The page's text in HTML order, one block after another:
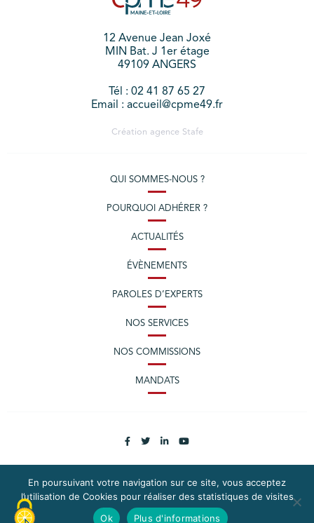
12 Avenue Jean Joxé
MIN Bat. J 1er étage
49109 ANGERS
Tél : 02 41 87 65 27
Email : accueil@cpme49.fr
Création agence Stafe
QUI SOMMES-NOUS ?
POURQUOI ADHÉRER ?
ACTUALITÉS
ÉVÈNEMENTS
PAROLES D’EXPERTS
NOS SERVICES
NOS COMMISSIONS
MANDATS
PLAN DU SITE
MENTIONS LÉGALES
En poursuivant votre navigation sur ce site, vous acceptez
l’utilisation de Cookies pour réaliser des statistiques de visites
Ok
Plus d'informations